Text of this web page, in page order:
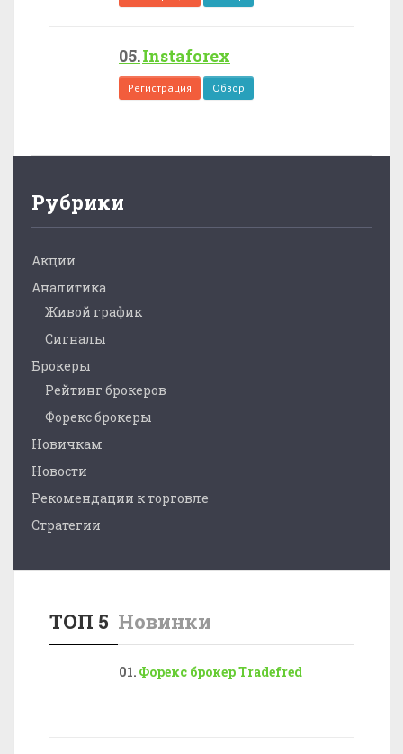
Instaforex
Регистрация Обзор
Рубрики
Акции
Аналитика
Живой график
Сигналы
Брокеры
Рейтинг брокеров
Форекс брокеры
Новичкам
Новости
Рекомендации к торговле
Стратегии
ТОП 5 Новинки
Форекс брокер Tradefred